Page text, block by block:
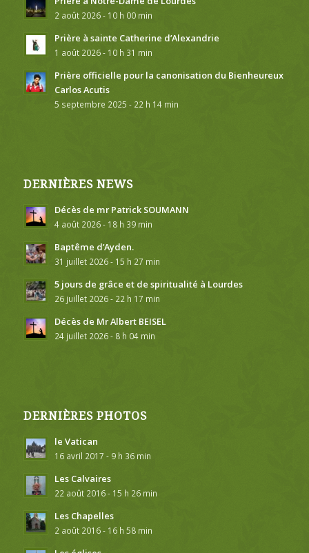
2 août 2026 - 10 h 00 min
Prière à sainte Catherine d’Alexandrie
1 août 2026 - 10 h 31 min
Prière officielle pour la canonisation du Bienheureux
Carlos Acutis
5 septembre 2025 - 22 h 14 min
DERNIÈRES NEWS
Décès de mr Patrick SOUMANN
4 août 2026 - 18 h 39 min
Baptême d’Ayden.
31 juillet 2026 - 15 h 27 min
5 jours de grâce et de spiritualité à Lourdes
26 juillet 2026 - 22 h 17 min
Décès de Mr Albert BEISEL
24 juillet 2026 - 8 h 04 min
DERNIÈRES PHOTOS
le Vatican
16 avril 2017 - 9 h 36 min
Les Calvaires
22 août 2016 - 15 h 26 min
Les Chapelles
2 août 2016 - 16 h 58 min